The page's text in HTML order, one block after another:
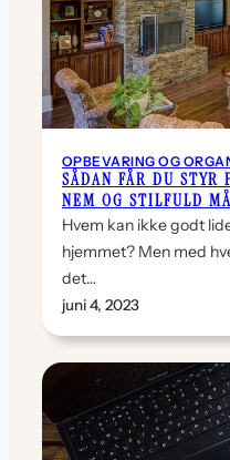
OPBEVARING OG
SÅDAN FÅR DU STYR
NEM OG STILFULD
Hvem kan ikke godt
hjemmet? Men med
det…
juni 4, 2023